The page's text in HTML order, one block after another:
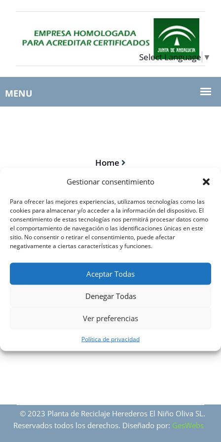
Gestionar consentimiento
Para ofrecer las mejores experiencias, utilizamos tecnologías como las
cookies para almacenar y/o acceder a la información del dispositivo. El
consentimiento de estas tecnologías nos permitirá procesar datos como
el comportamiento de navegación o las identificaciones únicas en este
sitio. No consentir o retirar el consentimiento, puede afectar
negativamente a ciertas características y funciones.
Aceptar Todas
Denegar Todas
Ver preferencias
Política de privacidad
Home
Herederos El Niño Oliva – Página Principal – Català
Herederos El Niño Oliva – Página Principal
© 2023 Planta de Reciclaje Herederos El Niño Oliva SL.
Reservados todos los derechos. Diseñado por: GesWebs
Select Language ▼